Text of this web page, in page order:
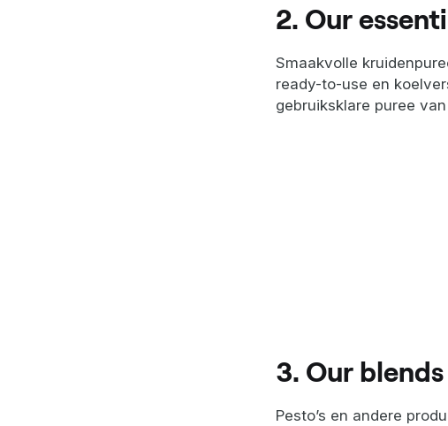
2. Our
Smaakvolle
ready-to-use en
gebruiksklare puree
3. Our
Pesto’s en andere